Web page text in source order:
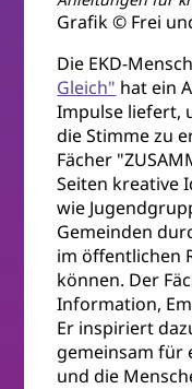
Grafik © Frei
Die EKD-
Gleich" hat ein
Impulse liefert,
die Stimme zu
Fächer
Seiten kreative
wie
Gemeinden
im öffentlichen
können. Der
Information,
Er inspiriert
gemeinsam für
und die